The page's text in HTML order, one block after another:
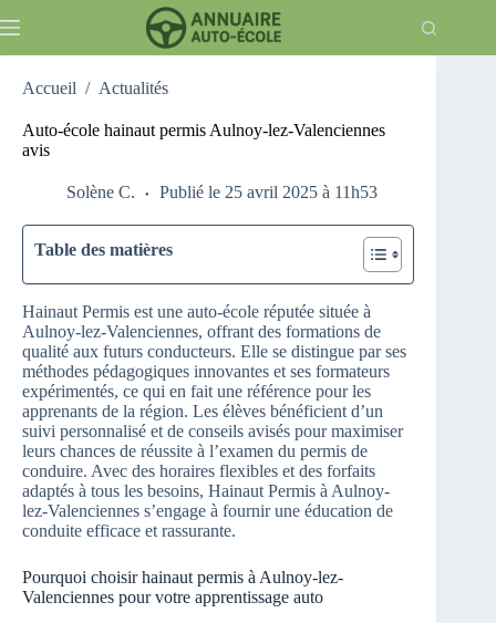
au
Accueil / Actualités
Auto-école hainaut permis Aulnoy-lez-Valenciennes
avis
Solène C. Publié le 25 avril 2025 à 11h53
Table des matières
Hainaut Permis est une auto-école réputée située à
Aulnoy-lez-Valenciennes, offrant des formations de
qualité aux futurs conducteurs. Elle se distingue par ses
méthodes pédagogiques innovantes et ses formateurs
expérimentés, ce qui en fait une référence pour les
apprenants de la région. Les élèves bénéficient d’un
suivi personnalisé et de conseils avisés pour maximiser
leurs chances de réussite à l’examen du permis de
conduire. Avec des horaires flexibles et des forfaits
adaptés à tous les besoins, Hainaut Permis à Aulnoy-
lez-Valenciennes s’engage à fournir une éducation de
conduite efficace et rassurante.
Pourquoi choisir hainaut permis à Aulnoy-lez-
Valenciennes pour votre apprentissage auto